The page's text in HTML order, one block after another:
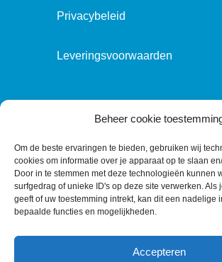
Beheer cookie
Om de beste ervaringen te bieden, gebruiken wij
cookies om informatie over je apparaat op te slaan
Door in te stemmen met deze technologieën kunnen
surfgedrag of unieke ID's op deze site verwerken. Als
geeft of uw toestemming intrekt, kan dit een nadelige
bepaalde functies en mogelijkheden.
Accepteren
Privacybeleid
Leveringsvoorwaarden
VOLG ONS OP:
L
i
n
T
w
i
F
a
c
o
Y
o
u
b
C
o
n